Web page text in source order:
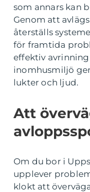
som annars kan
Genom att
återställs
för framtida
effektiv
inomhusmiljö
lukter och ljud.
Att
Om du bor i
upplever
klokt att